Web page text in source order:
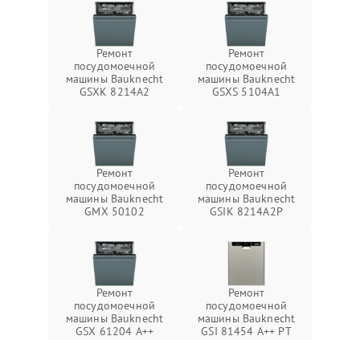
Ремонт
посудомоечной
машины Bauknecht
GSXK 8214A2
Ремонт
посудомоечной
машины Bauknecht
GSXS 5104A1
Ремонт
посудомоечной
машины Bauknecht
GMX 50102
Ремонт
посудомоечной
машины Bauknecht
GSIK 8214A2P
Ремонт
посудомоечной
машины Bauknecht
GSX 61204 A++
Ремонт
посудомоечной
машины Bauknecht
GSI 81454 A++ PT